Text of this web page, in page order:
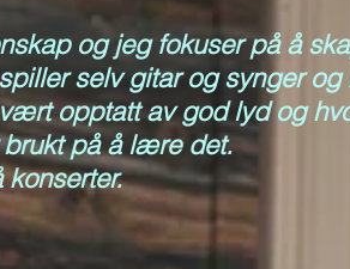
og jeg fokuser på å
selv gitar og synger
opptatt av god lyd og
på å lære det.